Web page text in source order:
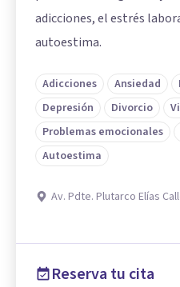
adicciones, el estrés
autoestima.
Adicciones Ansiedad
Depresión
Divorcio
Problemas emocionales
Autoestima
Av. Pdte. Plutarco Elías
Reserva tu cita